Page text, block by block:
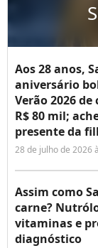
Aos 28 anos,
aniversário
Verão 2026
R$ 80 mil;
presente da
28 de julho de 2026
Assim como
carne?
vitaminas e
diagnóstico